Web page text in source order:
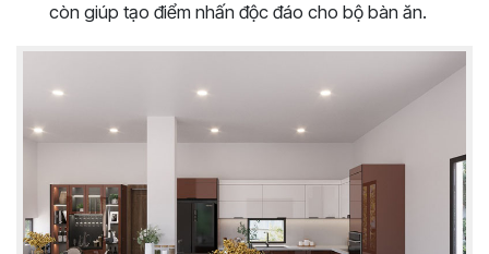
còn giúp tạo điểm nhấn độc đáo cho bộ bàn ăn.